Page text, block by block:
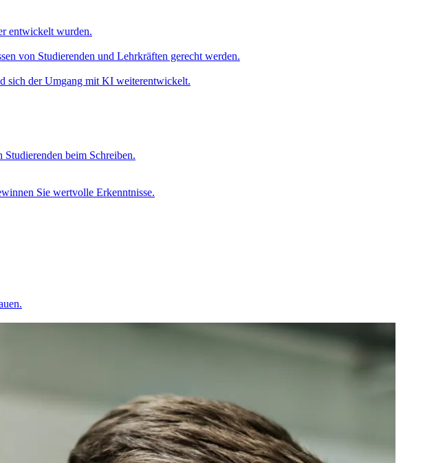
entwickelt wurden.
von Studierenden und Lehrkräften gerecht werden.
sich der Umgang mit KI weiterentwickelt.
beim Schreiben.
Sie wertvolle Erkenntnisse.